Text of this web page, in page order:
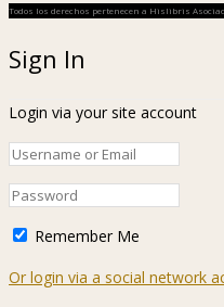
Todos los derechos pertenecen a Hislibris
Sign In
Login via your site account
Remember Me
Or login via a social network